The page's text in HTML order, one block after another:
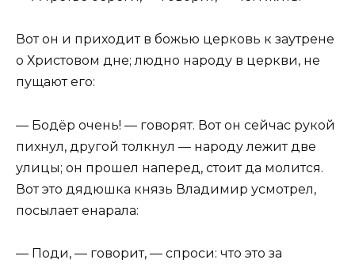
Вот он и приходит в божью церковь к заутрене
о Христовом дне; людно народу в церкви, не
пущают его:
— Бодёр очень! — говорят. Вот он сейчас рукой
пихнул, другой толкнул — народу лежит две
улицы; он прошел наперед, стоит да молится.
Вот это дядюшка князь Владимир усмотрел,
посылает енарала:
— Поди, — говорит, — спроси: что это за